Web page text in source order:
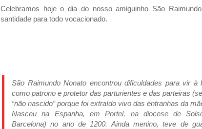
Celebramos hoje o dia do nosso amiguinho São
santidade para todo vocacionado.
São Raimundo Nonato encontrou dificuldades para vir à
como patrono e protetor das parturientes e das parteiras
“não nascido” porque foi extraído vivo das entranhas da
Nasceu na Espanha, em Portel, na diocese de
Barcelona) no ano de 1200. Ainda menino, teve de